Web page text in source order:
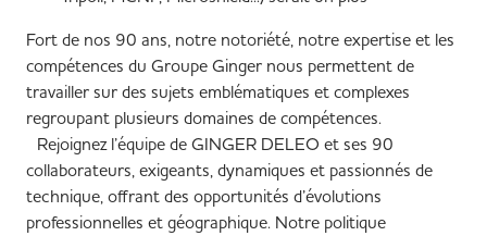
Fort de nos 90 ans, notre notoriété, notre expertise et les
compétences du Groupe Ginger nous permettent de
travailler sur des sujets emblématiques et complexes
regroupant plusieurs domaines de compétences.
Rejoignez l’équipe de GINGER DELEO et ses 90
collaborateurs, exigeants, dynamiques et passionnés de
technique, offrant des opportunités d’évolutions
professionnelles et géographique. Notre politique